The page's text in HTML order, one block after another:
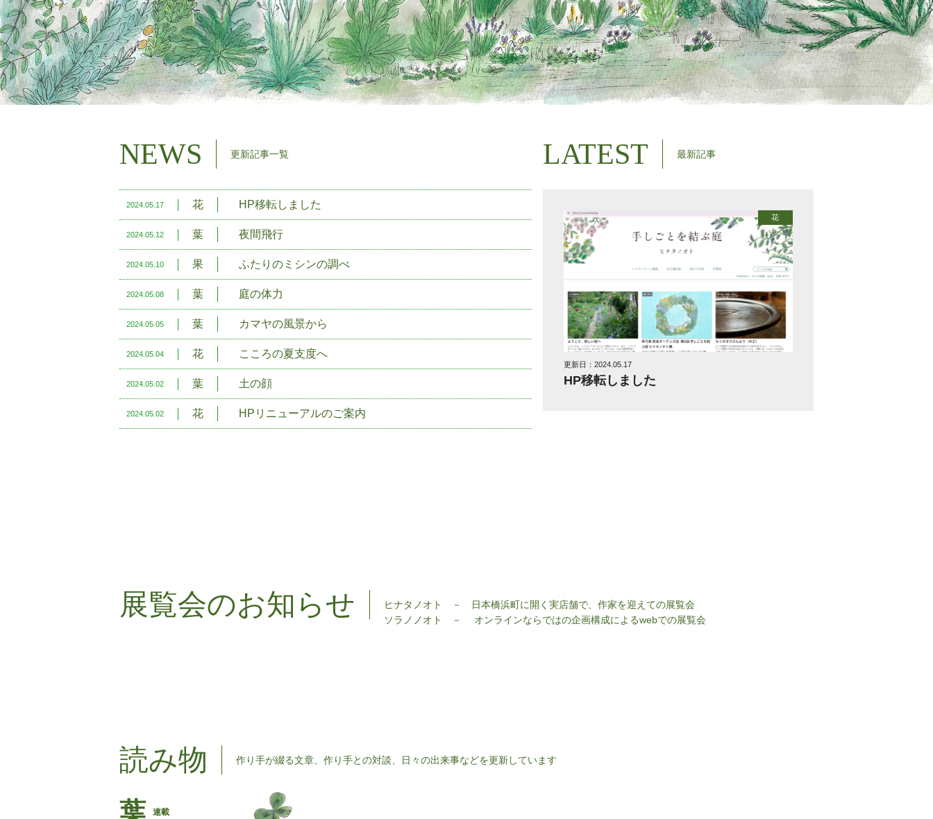
NEWS 更新記事一覧
2024.05.17 花 HP移転しました
2024.05.12 葉 夜間飛行
2024.05.10 果 ふたりのミシンの調べ
2024.05.08 葉 庭の体力
2024.05.05 葉 カマヤの風景から
2024.05.04 花 こころの夏支度へ
2024.05.02 葉 土の顔
2024.05.02 花 HPリニューアルのご案内
LATEST 最新記事
花
更新日：2024.05.17
HP移転しました
展覧会のお知らせ
ヒナタノオト － 日本橋浜町に開く実店舗で、作家を迎えての展覧会
ソラノノオト － オンラインならではの企画構成によるwebでの展覧会
読み物 作り手が綴る文章、作り手との対談、日々の出来事などを更新しています
連載